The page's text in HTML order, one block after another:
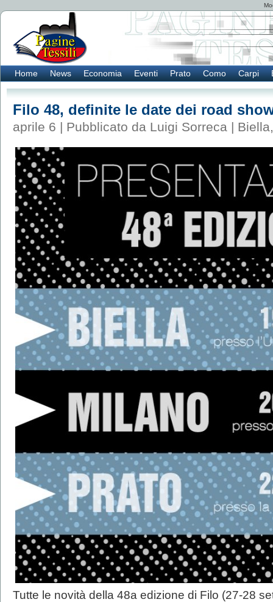
Home News Economia Eventi Prato Como Carpi
Filo 48, definite le date dei road
aprile 6 | Pubblicato da Luigi Sorreca | Biella
Tutte le novità della 48a edizione di Filo (27-28